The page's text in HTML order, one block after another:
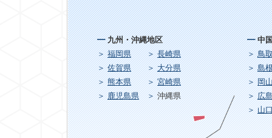
九州・沖縄地区
福岡県
長崎県
佐賀県
大分県
熊本県
宮崎県
鹿児島県
沖縄県
中
鳥
島
岡
広
山